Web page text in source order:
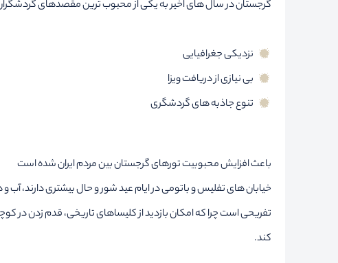
گرجستان در سال های اخیر به یکی از محبوب ترین مقصدهای
نزدیکی جغرافیایی
بی نیازی از دریافت ویزا
تنوع جاذبه های گردشگری
باعث افزایش محبوبیت تورهای گرجستان بین مردم ایران شده است
خیابان های تفلیس و باتومی در ایام عید شور و حال بیشتری دارند،
تفریحی است چرا که امکان بازدید از کلیساهای تاریخی، قدم زدن در
کند.